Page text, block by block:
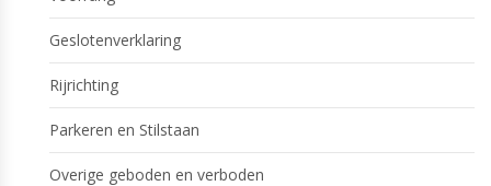
Geslotenverklaring
Rijrichting
Parkeren en Stilstaan
Overige geboden en verboden